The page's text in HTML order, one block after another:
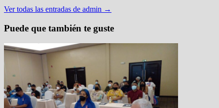
Ver todas las entradas de admin →
Puede que también te guste